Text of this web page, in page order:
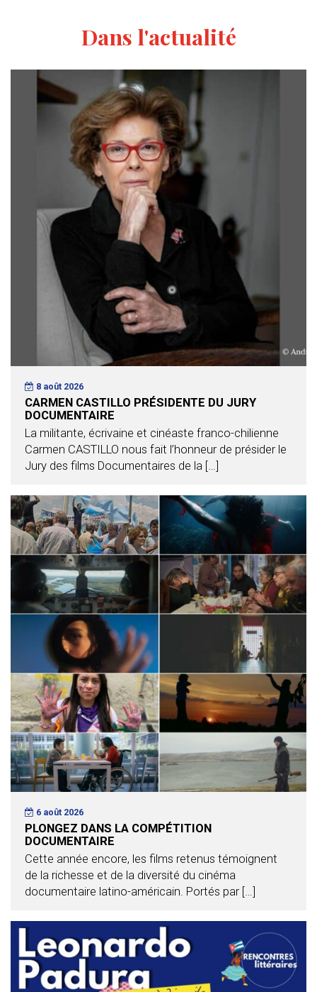
Dans l'actualité
8 août 2026
CARMEN CASTILLO PRÉSIDENTE DU JURY
DOCUMENTAIRE
La militante, écrivaine et cinéaste franco-chilienne
Carmen CASTILLO nous fait l’honneur de présider le
Jury des films Documentaires de la […]
6 août 2026
PLONGEZ DANS LA COMPÉTITION
DOCUMENTAIRE
Cette année encore, les films retenus témoignent
de la richesse et de la diversité du cinéma
documentaire latino-américain. Portés par […]